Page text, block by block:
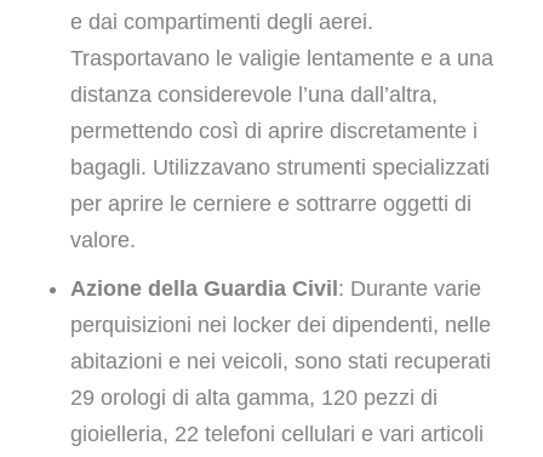
e dai compartimenti degli aerei.
Trasportavano le valigie lentamente e a una
distanza considerevole l’una dall’altra,
permettendo così di aprire discretamente i
bagagli. Utilizzavano strumenti specializzati
per aprire le cerniere e sottrarre oggetti di
valore.
Azione della Guardia Civil : Durante varie
perquisizioni nei locker dei dipendenti, nelle
abitazioni e nei veicoli, sono stati recuperati
29 orologi di alta gamma, 120 pezzi di
gioielleria, 22 telefoni cellulari e vari articoli